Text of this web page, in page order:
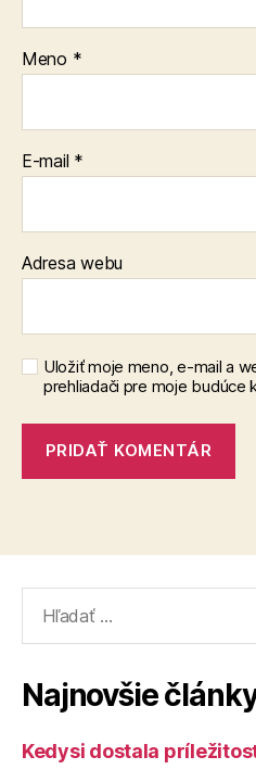
Meno *
E-mail *
Adresa webu
Uložiť moje meno, e-mail a
prehliadači pre moje budúce
Najnovšie
Kedysi dostala